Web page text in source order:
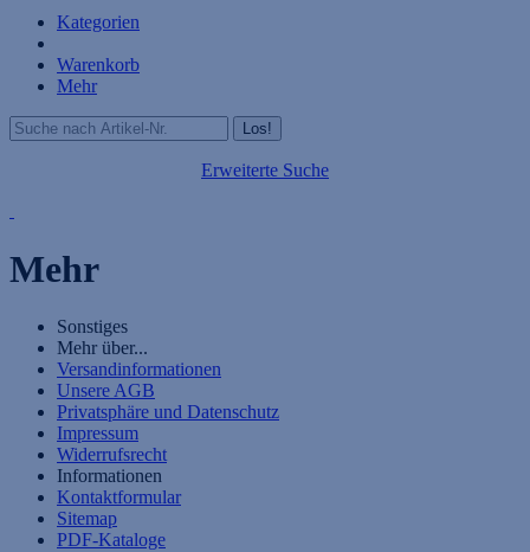
Kategorien
Warenkorb
Mehr
Erweiterte Suche
Mehr
Sonstiges
Mehr über...
Versandinformationen
Unsere AGB
Privatsphäre und Datenschutz
Impressum
Widerrufsrecht
Informationen
Kontaktformular
Sitemap
PDF-Kataloge